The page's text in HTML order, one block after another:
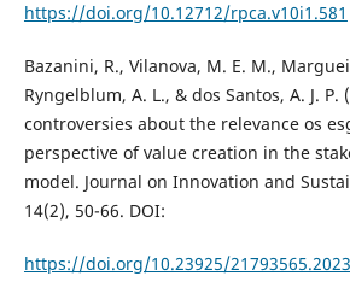
https://doi.org/10.12712/rpca.v10i1.581
Bazanini, R., Vilanova, M. E. M.,
Ryngelblum, A. L., & dos Santos, A. J. P.
controversies about the relevance os
perspective of value creation in the
model. Journal on Innovation and
14(2), 50-66. DOI:
https://doi.org/10.23925/